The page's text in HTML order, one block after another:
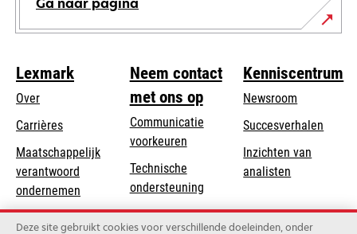
Lexmark
Over
Carrières
Maatschappelijk
verantwoord
ondernemen
in
a
Duurzaamheid
Neem contact
met ons op
Communicatie
voorkeuren
Technische
ondersteuningopens
in
a
Product registratie
Kenniscentrum
Newsroom
Succesverhalen
Inzichten van
analisten
Deze site gebruikt cookies voor verschillende doeleinden, onder